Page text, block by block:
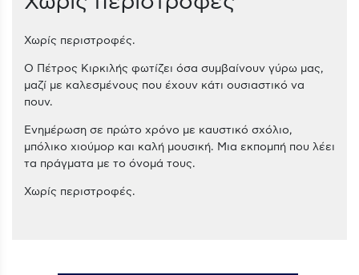
Χωρίς περιστροφές.
O Πέτρος Κιρκιλής φωτίζει όσα συμβαίνουν γύρω μας,
μαζί με καλεσμένους που έχουν κάτι ουσιαστικό να
πουν.
Ενημέρωση σε πρώτο χρόνο με καυστικό σχόλιο,
μπόλικο χιούμορ και καλή μουσική. Μια εκπομπή που λέει
τα πράγματα με το όνομά τους.
Χωρίς περιστροφές.